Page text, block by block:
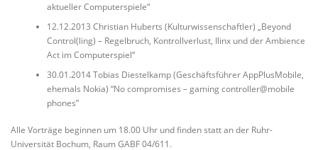
aktueller Computerspiele“
12.12.2013 Christian Huberts (Kulturwissenschaftler) „Beyond
Control(ling) – Regelbruch, Kontrollverlust, Ilinx und der Ambience
Act im Computerspiel“
30.01.2014 Tobias Diestelkamp (Geschäftsführer AppPlusMobile,
ehemals Nokia) “No compromises – gaming controller@mobile
phones”
Alle Vorträge beginnen um 18.00 Uhr und finden statt an der Ruhr-
Universität Bochum, Raum GABF 04/611.